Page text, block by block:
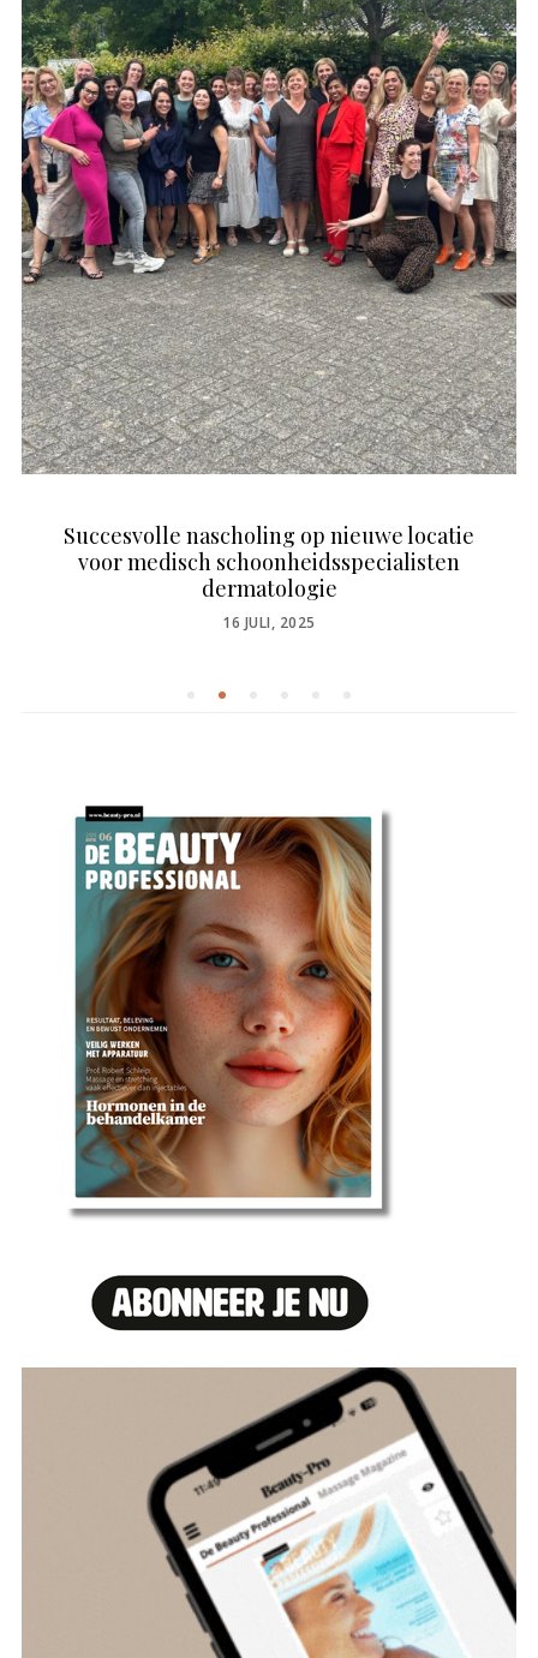
Succesvolle nascholing op nieuwe locatie
voor medisch schoonheidsspecialisten
dermatologie
POSTED
16 JULI, 2025